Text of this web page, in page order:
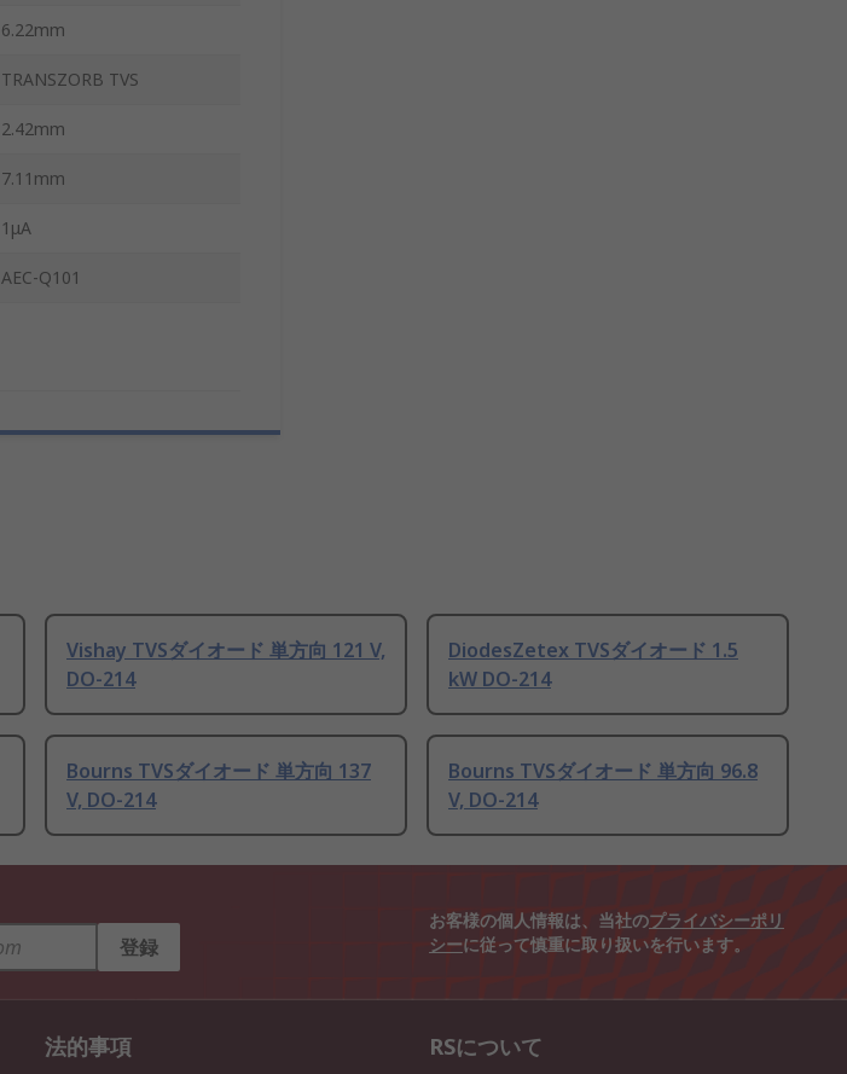
6.22mm
TRANSZORB TVS
2.42mm
7.11mm
1μA
AEC-Q101
Vishay TVSダイオード 単方向 121 V,
DO-214
DiodesZetex TVSダイオード 1.5
kW DO-214
Bourns TVSダイオード 単方向 137
V, DO-214
Bourns TVSダイオード 単方向 96.8
V, DO-214
登録
お客様の個人情報は、当社のプライバシーポリ
シーに従って慎重に取り扱いを行います。
法的事項 RSについて